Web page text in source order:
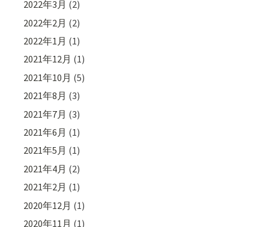
2022年3月 (2)
2022年2月 (2)
2022年1月 (1)
2021年12月 (1)
2021年10月 (5)
2021年8月 (3)
2021年7月 (3)
2021年6月 (1)
2021年5月 (1)
2021年4月 (2)
2021年2月 (1)
2020年12月 (1)
2020年11月 (1)